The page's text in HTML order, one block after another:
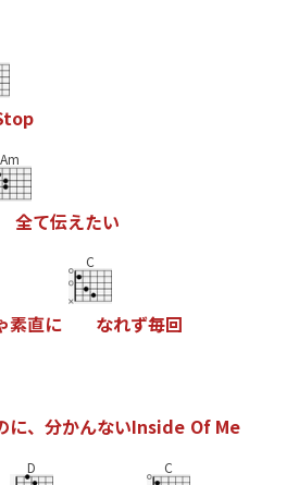
top
Am
全て伝えたい
素直に
C
なれず毎回
に、 分かんないInside Of Me
D C